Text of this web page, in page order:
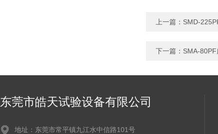
上一篇： SMD-
下一篇： SMA-
东莞市皓天试验设备有限公司
地址：东莞市常平镇九江水中信路101号